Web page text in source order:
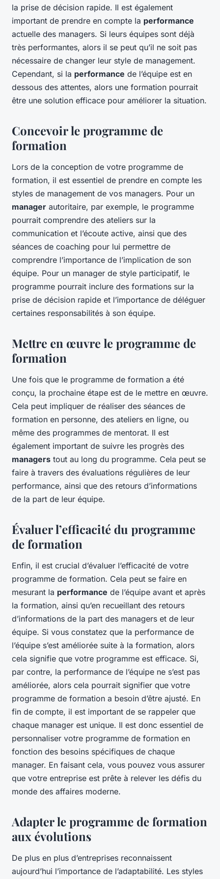
la prise de décision rapide. Il est également
important de prendre en compte la performance
actuelle des managers. Si leurs équipes sont déjà
très performantes, alors il se peut qu’il ne soit pas
nécessaire de changer leur style de management.
Cependant, si la performance de l’équipe est en
dessous des attentes, alors une formation pourrait
être une solution efficace pour améliorer la situation.
Concevoir le programme de
formation
Lors de la conception de votre programme de
formation, il est essentiel de prendre en compte les
styles de management de vos managers. Pour un
manager autoritaire, par exemple, le programme
pourrait comprendre des ateliers sur la
communication et l’écoute active, ainsi que des
séances de coaching pour lui permettre de
comprendre l’importance de l’implication de son
équipe. Pour un manager de style participatif, le
programme pourrait inclure des formations sur la
prise de décision rapide et l’importance de déléguer
certaines responsabilités à son équipe.
Mettre en œuvre le programme de
formation
Une fois que le programme de formation a été
conçu, la prochaine étape est de le mettre en œuvre.
Cela peut impliquer de réaliser des séances de
formation en personne, des ateliers en ligne, ou
même des programmes de mentorat. Il est
également important de suivre les progrès des
managers tout au long du programme. Cela peut se
faire à travers des évaluations régulières de leur
performance, ainsi que des retours d’informations
de la part de leur équipe.
Évaluer l’efficacité du programme
de formation
Enfin, il est crucial d’évaluer l’efficacité de votre
programme de formation. Cela peut se faire en
mesurant la performance de l’équipe avant et après
la formation, ainsi qu’en recueillant des retours
d’informations de la part des managers et de leur
équipe. Si vous constatez que la performance de
l’équipe s’est améliorée suite à la formation, alors
cela signifie que votre programme est efficace. Si,
par contre, la performance de l’équipe ne s’est pas
améliorée, alors cela pourrait signifier que votre
programme de formation a besoin d’être ajusté. En
fin de compte, il est important de se rappeler que
chaque manager est unique. Il est donc essentiel de
personnaliser votre programme de formation en
fonction des besoins spécifiques de chaque
manager. En faisant cela, vous pouvez vous assurer
que votre entreprise est prête à relever les défis du
monde des affaires moderne.
Adapter le programme de formation
aux évolutions
De plus en plus d’entreprises reconnaissent
aujourd’hui l’importance de l’adaptabilité. Les styles